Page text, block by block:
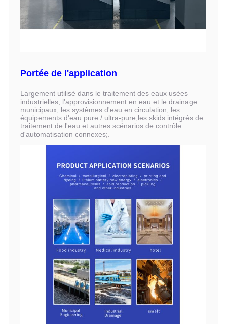
Portée de l'application
Largement utilisé dans le traitement des eaux usées
industrielles, l'approvisionnement en eau et le drainage
municipaux, les systèmes d'eau en circulation, les
équipements d'eau pure / ultra-pure,les skids intégrés de
traitement de l'eau et autres scénarios de contrôle
d'automatisation connexes;.